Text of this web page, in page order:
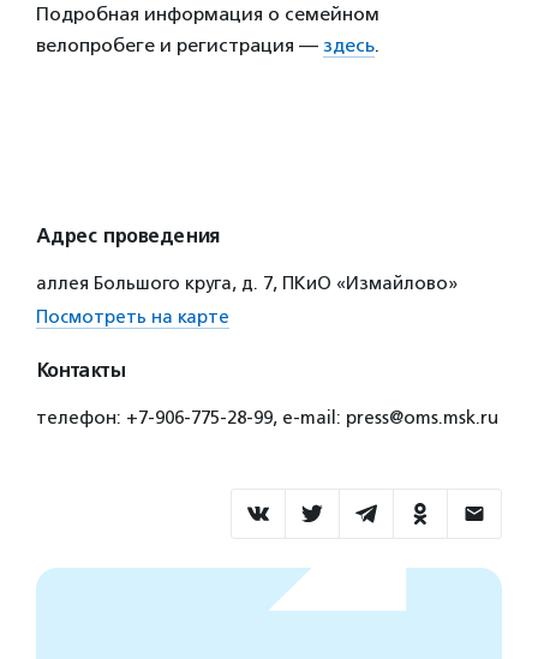
Подробная информация о семейном
велопробеге и регистрация — здесь.
Адрес проведения
аллея Большого круга, д. 7, ПКиО «Измайлово»
Посмотреть на карте
Контакты
телефон: +7-906-775-28-99, e-mail: press@oms.msk.ru